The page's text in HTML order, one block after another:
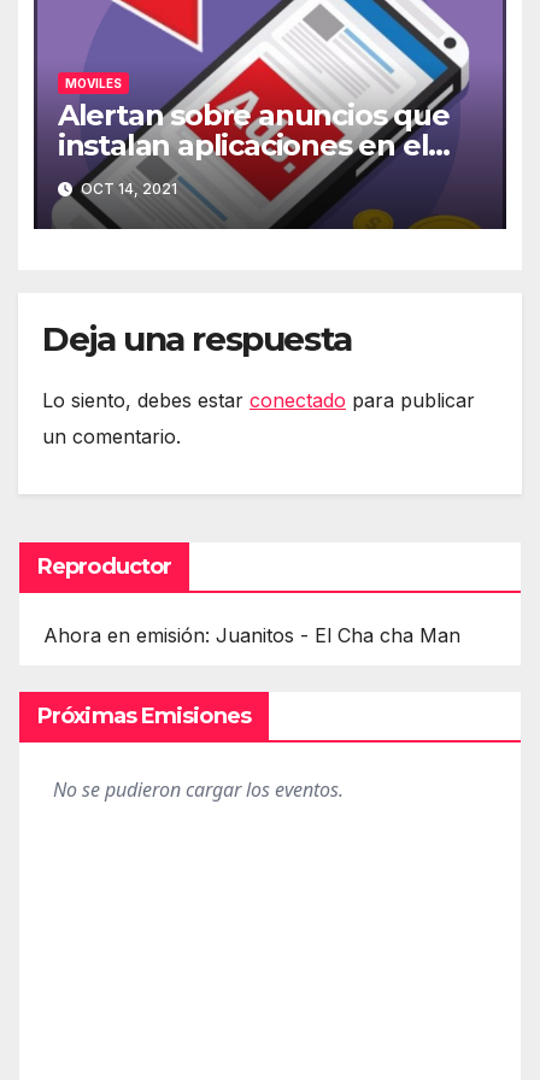
MOVILES
Alertan sobre anuncios que
instalan aplicaciones en el
móvil
OCT 14, 2021
Deja una respuesta
Lo siento, debes estar conectado para publicar
un comentario.
Reproductor
Ahora en emisión: Juanitos - El Cha cha Man
Próximas Emisiones